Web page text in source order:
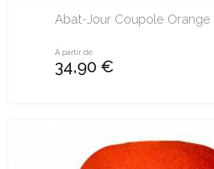
Abat-Jour Coupole Orange
À partir de
34,90 €